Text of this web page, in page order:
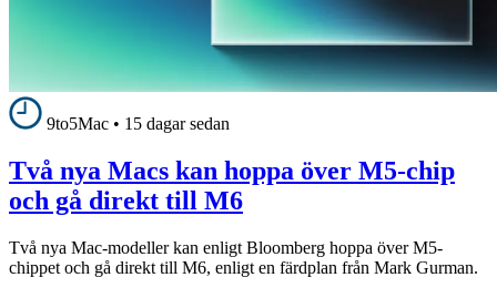
9to5Mac • 15 dagar sedan
Två nya Macs kan hoppa över M5-chip
och gå direkt till M6
Två nya Mac-modeller kan enligt Bloomberg hoppa över M5-
chippet och gå direkt till M6, enligt en färdplan från Mark Gurman.